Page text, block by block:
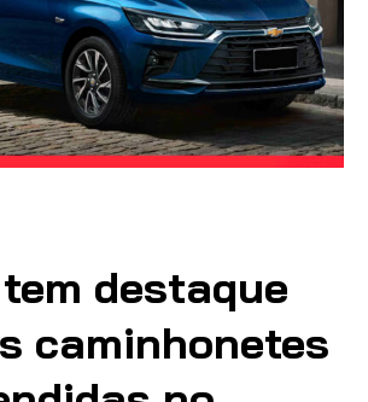
destaque
caminhonetes